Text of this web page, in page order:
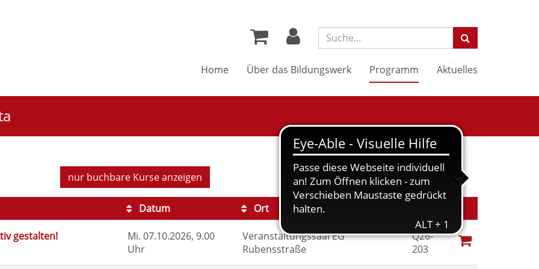
Suchbegriff:
Home Über das Bildungswerk Programm Aktuelles
nur buchbareKurse anzeigen
Datum Ort
Kursstatus
gestalten!
Mi. 07.10.2026, 9.00
Uhr
Veranstaltungssaal EG
Rubensstraße
Q26-
203